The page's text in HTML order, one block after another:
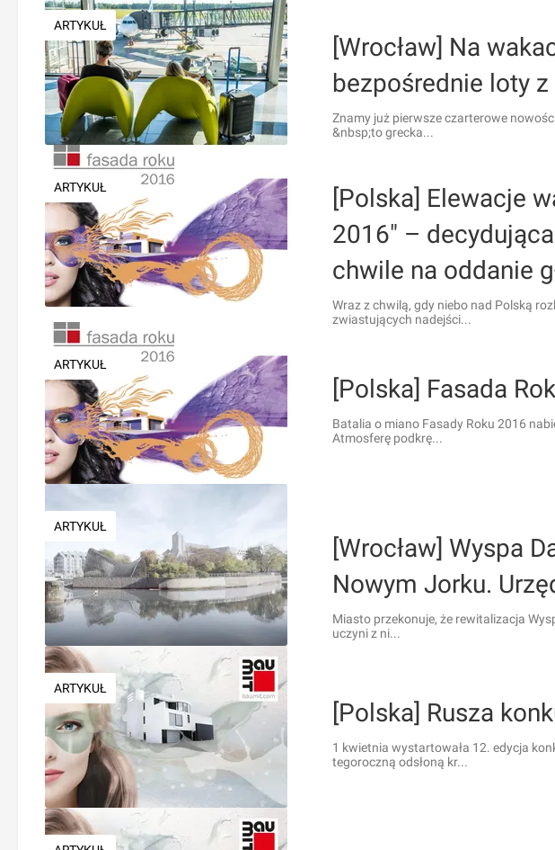
ARTYKUŁ
[Wrocław] Na
bezpośrednie loty z
Znamy już pierwsze czarterowe
&nbsp;to grecka...
ARTYKUŁ
[Polska] Elewacje
2016" –
chwile na oddanie
Wraz z chwilą, gdy niebo nad Polską
zwiastujących nadejści...
ARTYKUŁ
[Polska] Fasada
Batalia o miano Fasady Roku 2016
Atmosferę podkrę...
ARTYKUŁ
[Wrocław] Wyspa
Nowym Jorku.
Miasto przekonuje, że rewitalizacja
uczyni z ni...
ARTYKUŁ
[Polska] Rusza
1 kwietnia wystartowała 12. edycja
tegoroczną odsłoną kr...